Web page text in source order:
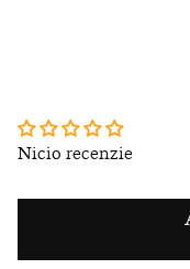
Nicio recenzie